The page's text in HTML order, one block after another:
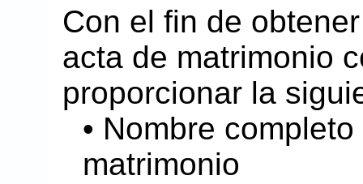
Con el fin de
acta de matrimonio
proporcionar la
• Nombre
matrimonio